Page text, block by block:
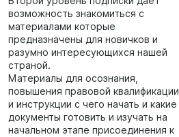
возможность знакомиться с
материалами которые
предназначены для новичков и
разумно интересующихся нашей
страной.
Материалы для осознания,
повышения правовой квалификации,
и инструкции с чего начать и какие
документы готовить и изучать на
начальном этапе присоединения к